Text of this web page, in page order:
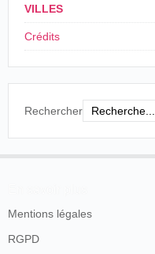
VILLES
Crédits
Rechercher
Mentions légales
RGPD